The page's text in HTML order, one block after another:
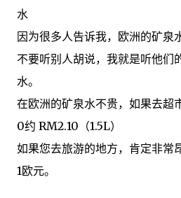
水
因为很多人告诉我， 欧洲的矿泉
不要听别 人胡说， 我就是听他们
水。
在欧洲的矿泉水不贵， 如果去超
0约 RM2.10 （1.5L）
如果您去旅游的地方， 肯定非常
1欧元。